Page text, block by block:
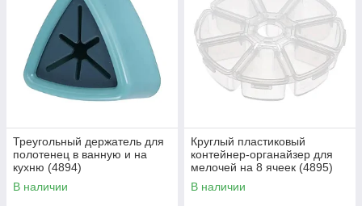
Треугольный держатель для
полотенец в ванную и на
кухню (4894)
В наличии
Круглый пластиковый
контейнер-органайзер для
мелочей на 8 ячеек (4895)
В наличии